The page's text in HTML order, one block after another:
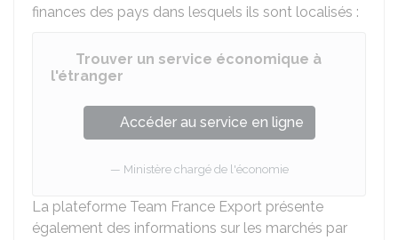
finances des pays dans lesquels ils sont localisés :
Trouver un service économique à
l'étranger
Accéder au service en ligne
Ministère chargé de l'économie
La plateforme Team France Export présente
également des informations sur les marchés par